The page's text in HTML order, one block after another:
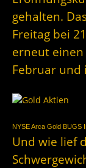
gehalten.
Freitag bei
erneut einen
Februar und
NYSE Arca Gold BUGS
Und wie lief